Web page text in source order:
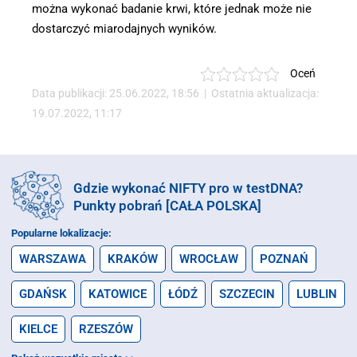
można wykonać badanie krwi, które jednak może nie
dostarczyć miarodajnych wyników.
Oceń
Data publikacji: 25.06.2022, 18:56 | Ostatnia aktualizacja:
19.07.2022, 11:17
Gdzie wykonać NIFTY pro w testDNA?
Punkty pobrań [CAŁA POLSKA]
Popularne lokalizacje:
WARSZAWA KRAKÓW WROCŁAW POZNAŃ
GDAŃSK KATOWICE ŁÓDŹ SZCZECIN LUBLIN
KIELCE RZESZÓW